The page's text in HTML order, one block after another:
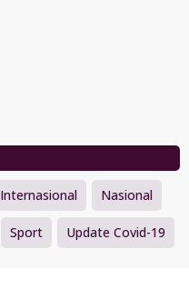
Internasional Nasional
Sport Update Covid-19